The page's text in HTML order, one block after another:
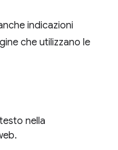
indicazioni
che utilizzano le
nella